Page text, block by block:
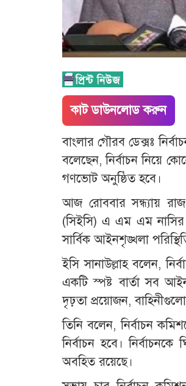
কাট ডাউনলোড করুন
বাংলার গৌরব ডেক্সঃ
বলেছেন, নির্বাচন নিয়ে
গণভোট অনুষ্ঠিত হবে।
আজ রোববার সন্ধ্যায়
(সিইসি) এ এম এম নাসির
সার্বিক আইনশৃঙ্খলা
ইসি সানাউল্লাহ বলেন,
একটি স্পষ্ট বার্তা সব
দৃঢ়তা প্রয়োজন,
তিনি বলেন, নির্বাচন
নির্বাচন হবে।
অবহিত রয়েছে।